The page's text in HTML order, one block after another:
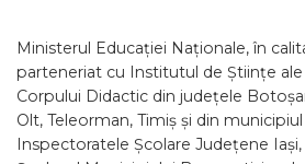
Ministerul Educației Naționale, în
parteneriat cu Institutul de Științe ale
Corpului Didactic din județele
Olt, Teleorman, Timiș și din
Inspectoratele Școlare Județene